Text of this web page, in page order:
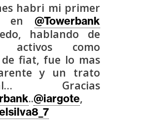
habri mi primer
en @Towerbank
hablando de
activos como
fiat, fue lo mas
y un trato
Gracias
..@iargote,